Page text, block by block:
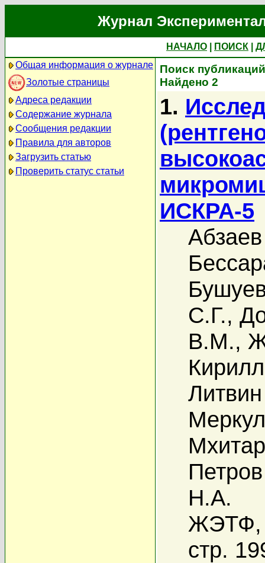
Журнал
НАЧАЛО ПОИСК
Общая информация о журнале
Золотые страницы
Адреса редакции
Содержание журнала
Сообщения редакции
Правила для авторов
Загрузить статью
Проверить статус статьи
Поиск
Найдено 2
1.
ИСКРА-5
С.Г.,
В.М.,
Н.А.
ЖЭТФ,
стр.